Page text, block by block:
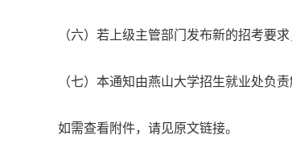
（六）若上级主管部门发布新的招考要
（七）本通知由燕山大学招生就业处负责
如需查看附件，请见原文链接。